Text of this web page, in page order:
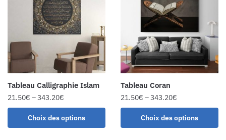
Tableau Calligraphie Islam
21.50€ –343.20€
Choix des options
Tableau Coran
21.50€ –343.20€
Choix des options